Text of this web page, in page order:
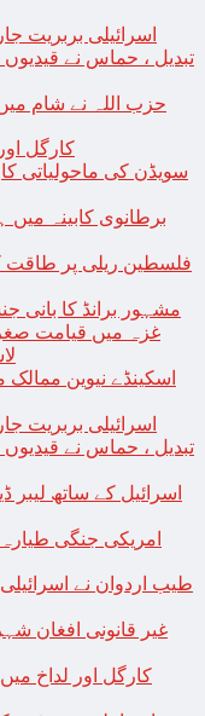
اسرائیلی بربریت
تبدیل ، حماس نے
کارگل
سویڈن کی ماحولیاتی
برطانوی کابینہ
فلسطین ریلی پر طاقت
مشہور برانڈ کا بانی
غزہ میں قیامت
اسرائیلی بربریت
تبدیل ، حماس نے
اسرائیل کے ساتھ لیبر
طیب اردوان نے اسرائیلی
غیر قانونی افغان
کارگل اور لداخ